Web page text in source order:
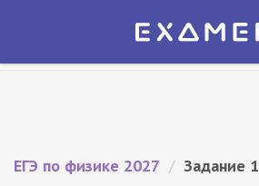
Экзамер — ЕГЭ 2027
ЕГЭ по физике 2027 / Задание 1